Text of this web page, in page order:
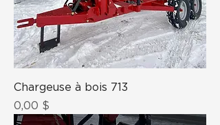
Chargeuse à bois 713
Prix
0,00 $